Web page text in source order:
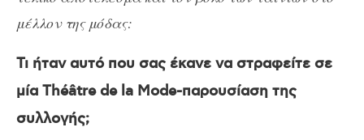
μέλλον της μόδας:
Τι ήταν αυτό που σας έκανε να στραφείτε σε
μία Théâtre de la Mode-παρουσίαση της
συλλογής;